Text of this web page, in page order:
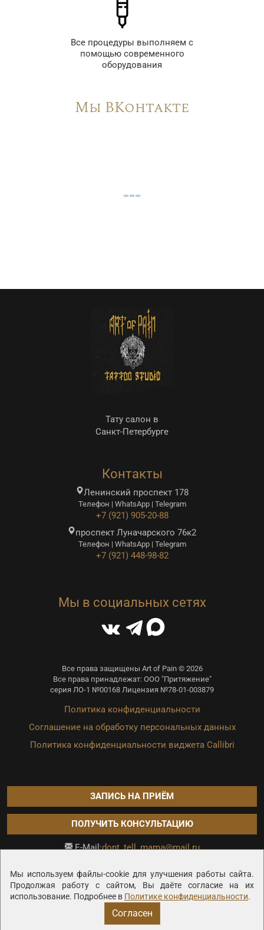
Мы используем файлы-cookie для улучшения работы сайта.
Продолжая работу с сайтом, Вы даёте согласие на их
использование. Подробнее в Политике конфиденциальности.
Согласен
Все процедуры выполняем с
помощью современного
оборудования
Мы ВКонтакте
Тату салон в
Санкт-Петербурге
Контакты
Ленинский проспект 178
Телефон | WhatsApp | Telegram
+7 (921) 905-20-88
проспект Луначарского 76к2
Телефон | WhatsApp | Telegram
+7 (921) 448-98-82
Мы в социальных сетях
Все права защищены Art of Pain © 2026
Все права принадлежат: ООО "Притяжение"
серия ЛО-1 №00168 Лицензия №78-01-003879
Политика конфиденциальности
Соглашение на обработку персональных данных
Политика конфиденциальности виджета Callibri
ЗАПИСЬ НА ПРИЁМ
ПОЛУЧИТЬ КОНСУЛЬТАЦИЮ
E-Mail:dont_tell_mama@mail.ru